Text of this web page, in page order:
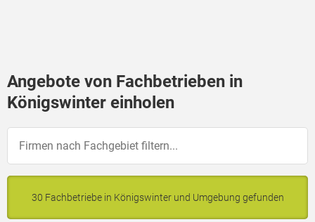
Angebote von Fachbetrieben in
Königswinter einholen
30 Fachbetriebe in Königswinter und Umgebung gefunden